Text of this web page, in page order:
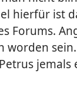
hierfür ist
Forums.
worden
jemals